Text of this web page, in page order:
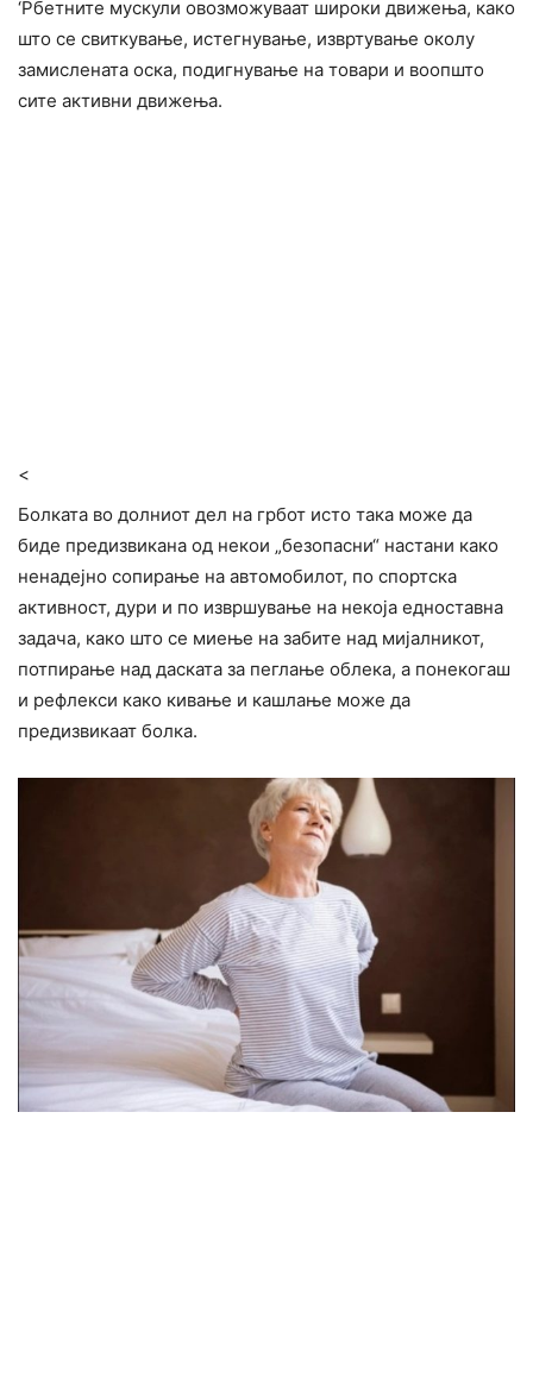
‘Рбетните мускули овозможуваат широки движења, како
што се свиткување, истегнување, извртување околу
замислената оска, подигнување на товари и воопшто
сите активни движења.
<
Болката во долниот дел на грбот исто така може да
биде предизвикана од некои „безопасни“ настани како
ненадејно сопирање на автомобилот, по спортска
активност, дури и по извршување на некоја едноставна
задача, како што се миење на забите над мијалникот,
потпирање над даската за пеглање облека, а понекогаш
и рефлекси како кивање и кашлање може да
предизвикаат болка.